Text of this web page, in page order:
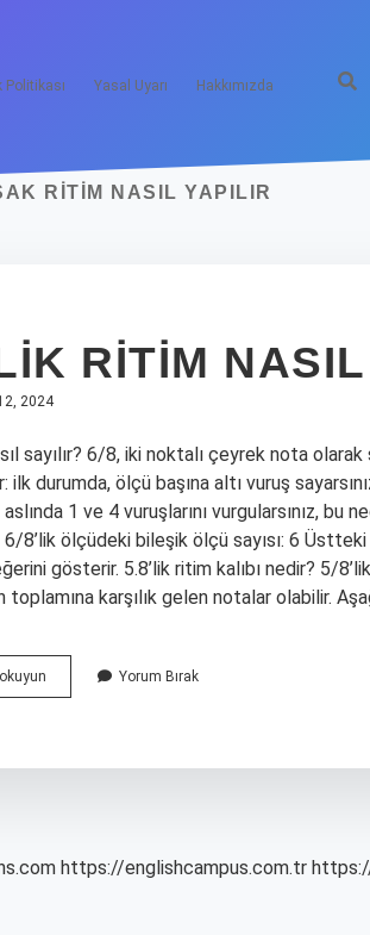
Politikası Yasal Uyarı Hakkımızda
RITIM NASIL YAPILIR
RITIM
2024
sayılır? 6/8, iki noktalı çeyrek nota
ilk durumda, ölçü başına altı vuruş
aslında 1 ve 4 vuruşlarını vurgularsınız,
8’lik ölçüdeki bileşik ölçü sayısı: 6
gösterir. 5.8’lik ritim kalıbı nedir? 5/
toplamına karşılık gelen notalar olabilir.
okuyun
8
Yorum Bırak
https://englishcampus.com.tr